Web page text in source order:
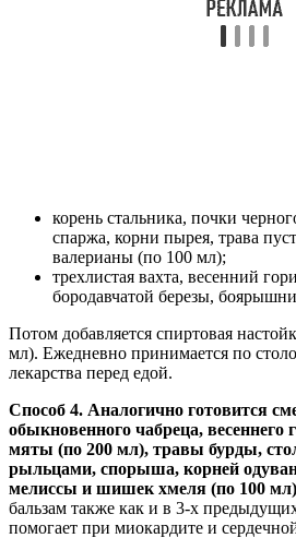
корень стальника, почки
спаржа, корни пырея, трава
валерианы (по 100 мл);
трехлистая вахта, весенний
бородавчатой березы,
Потом добавляется спиртовая
мл). Ежедневно принимается по
лекарства перед едой.
Способ 4. Аналогично готовится
обыкновенного чабреца, весеннего
мяты (по 200 мл), травы бурды,
рыльцами, спорыша, корней
мелиссы и шишек хмеля (по 100
бальзам также как и в 3-х
помогает при миокардите и